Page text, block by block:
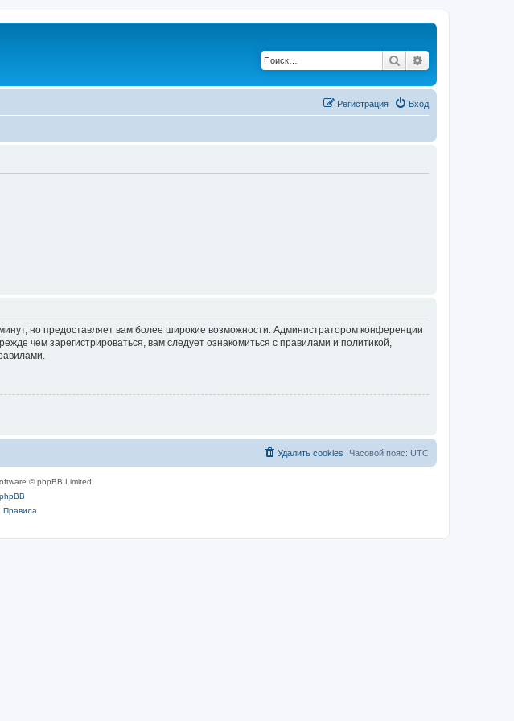
Поиск
Вход
Регистрация
но предоставляет вам более широкие возможности. Администратором конференции
чем зарегистрироваться, вам следует ознакомиться с правилами и политикой,
Часовой пояс: UTC
Удалить cookies
© phpBB Limited
Правила